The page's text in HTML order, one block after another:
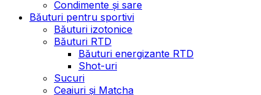
Condimente și sare
Băuturi pentru sportivi
Băuturi izotonice
Băuturi RTD
Băuturi energizante RTD
Shot-uri
Sucuri
Ceaiuri și Matcha